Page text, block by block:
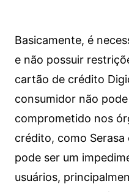
Basicamente, é
e não possuir
cartão de crédito
consumidor não
comprometido nos
crédito, como Serasa
pode ser um
usuários,